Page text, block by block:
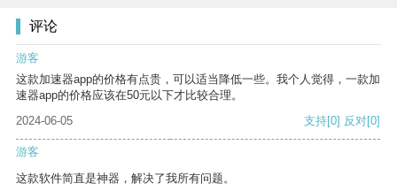
评论
游客
这款加速器app的价格有点贵，可以适当降低一些。我个人觉得，一款加
速器app的价格应该在50元以下才比较合理。
2024-06-05
支持[0] 反对[0]
游客
这款软件简直是神器，解决了我所有问题。